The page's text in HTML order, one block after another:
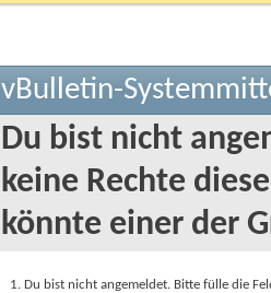
vBulletin-
Du bist nicht
keine Rechte
könnte einer der
Du bist nicht angemeldet. Bitte fülle die